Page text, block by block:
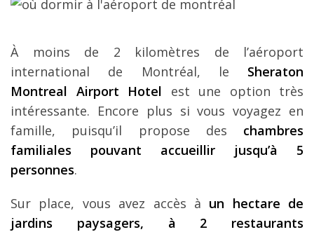
À moins de 2 kilomètres de l’aéroport
international de Montréal, le Sheraton
Montreal Airport Hotel est une option très
intéressante. Encore plus si vous voyagez en
famille, puisqu’il propose des chambres
familiales pouvant accueillir jusqu’à 5
personnes.
Sur place, vous avez accès à un hectare de
jardins paysagers, à 2 restaurants